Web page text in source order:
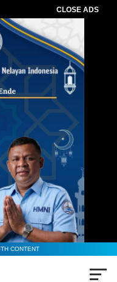
CLOSE ADS
CONTENT